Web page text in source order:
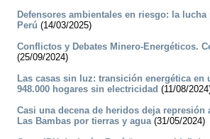
Defensores ambientales en riesgo: la
Perú (14/03/2025)
Conflictos y Debates Minero-Energéticos.
(25/09/2024)
Las casas sin luz: transición energética en
948.000 hogares sin electricidad (11/08/
Casi una decena de heridos deja represión
Las Bambas por tierras y agua(31/05/2024)